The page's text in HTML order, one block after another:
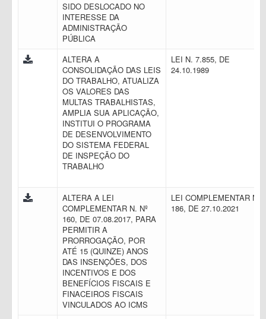
SIDO DESLOCADO NO
INTERESSE DA
ADMINISTRAÇÃO
PÚBLICA
ALTERA A
CONSOLIDAÇÃO DAS LEIS
DO TRABALHO, ATUALIZA
OS VALORES DAS
MULTAS TRABALHISTAS,
AMPLIA SUA APLICAÇÃO,
INSTITUI O PROGRAMA
DE DESENVOLVIMENTO
DO SISTEMA FEDERAL
DE INSPEÇÃO DO
TRABALHO
LEI N. 7.855, DE
24.10.1989
ALTERA A LEI
COMPLEMENTAR N. Nº
160, DE 07.08.2017, PARA
PERMITIR A
PRORROGAÇÃO, POR
ATÉ 15 (QUINZE) ANOS
DAS INSENÇÕES, DOS
INCENTIVOS E DOS
BENEFÍCIOS FISCAIS E
FINACEIROS FISCAIS
VINCULADOS AO ICMS
LEI COMPLEMENTAR N.
186, DE 27.10.2021